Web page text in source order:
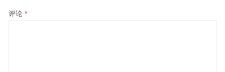
评论 *